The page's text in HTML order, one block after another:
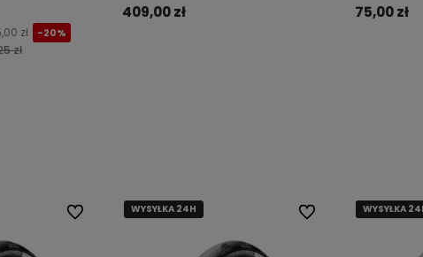
zł -20%
zł
409,00 zł 75,00 zł
Do ulubionychWYSYŁKA 24H
WYSYŁKA 24H Do ulubionychWYSYŁKA
WYSYŁKA
WYSYŁKA
WYSYŁKA